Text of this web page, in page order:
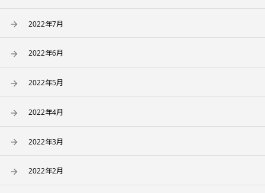
2022年7月
2022年6月
2022年5月
2022年4月
2022年3月
2022年2月